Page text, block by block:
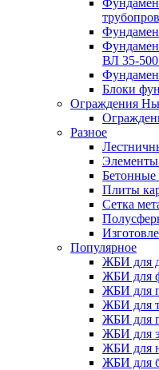
ВЛ 35-
Блоки
Ограждения
Разное
Элементы
Бетонные
Плиты
Сетка
Популярное
ЖБИ для
ЖБИ для
ЖБИ для
ЖБИ для
ЖБИ для
ЖБИ для
ЖБИ для
ЖБИ для